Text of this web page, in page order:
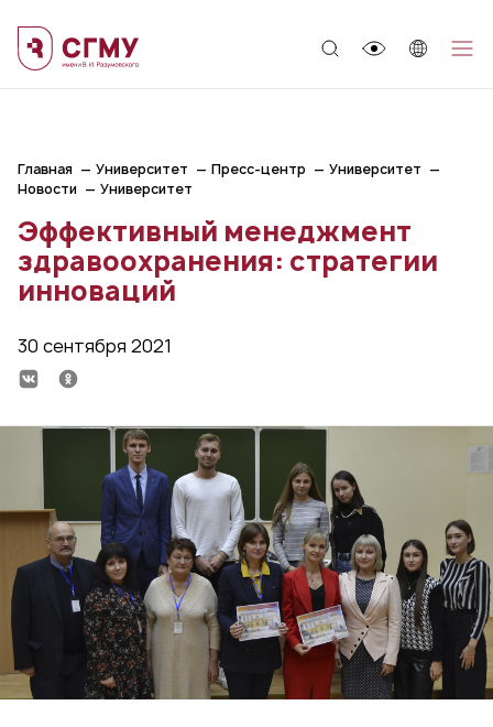
Главная Университет Пресс-центр
Университет
Новости
Университет
Эффективный менеджмент
здравоохранения: стратегии
инноваций
30 сентября 2021